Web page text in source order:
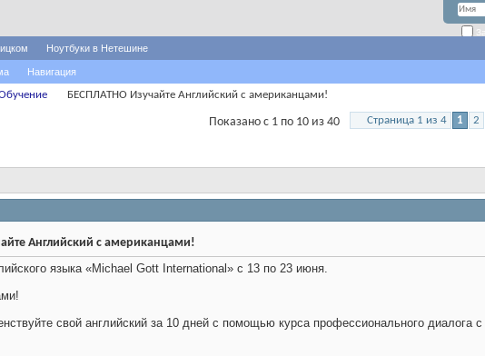
Навигация
Ноутбуки в Нетешине
БЕСПЛАТНО Изучайте Английский с американцами!
Страница 1 из 4 1 2
Показано с 1 по 10 из 40
Английский с американцами!
языка «Michael Gott International» с 13 по 23 июня.
свой английский за 10 дней с помощью курса профессионального диалога